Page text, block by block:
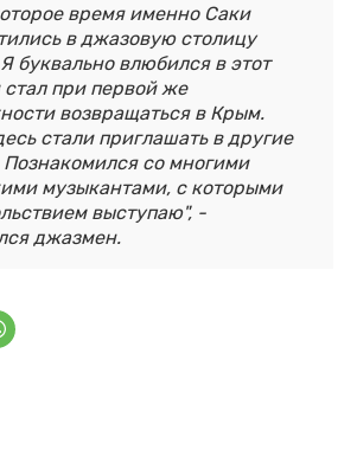
время именно Саки
в джазовую столицу
буквально влюбился в этот
стал при первой же
возвращаться в Крым.
стали приглашать в другие
Познакомился со многими
музыкантами, с которыми
выступаю", -
джазмен.